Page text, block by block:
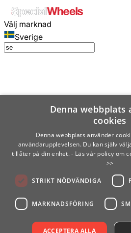
Välj marknad
Sverige
Denna webbplats
cookies
Denna webbplats använder
användarupplevelsen. Du kan själv
tillåter på din enhet. - Läs vår policy om
>>
STRIKT NÖDVÄNDIGA
MARKNADSFÖRING
ACCEPTERA ALLA